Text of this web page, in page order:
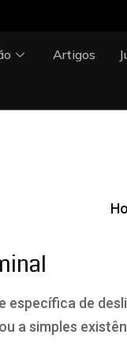
Artigos
específica de
a simples